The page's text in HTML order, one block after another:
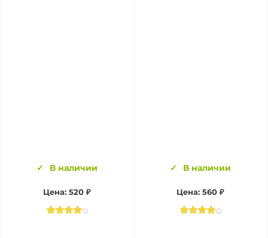
В наличии
Цена: 520 ₽
В наличии
Цена: 560 ₽